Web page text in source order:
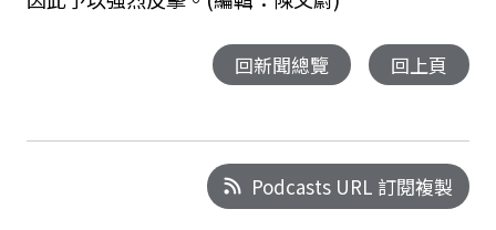
回新聞總覽 回上頁
Podcasts URL 訂閱複製